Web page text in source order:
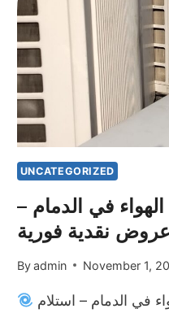
دليلك
الشامل
لبيع
الأثاث
بأفضل
الأسعار
في
المنطقة
الشرقية
UNCATEGORIZED
في الدمام –
نقدية فورية
Byadmin November 1,